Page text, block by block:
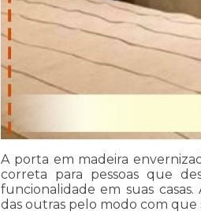
A porta em madeira
correta para pessoas que
funcionalidade em suas
das outras pelo modo com que